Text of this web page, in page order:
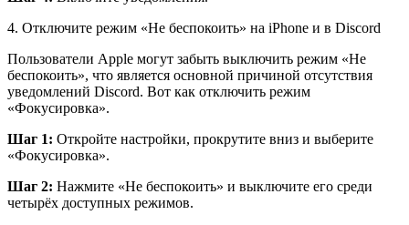
4. Отключите режим «Не беспокоить» на iPhone и в Discord
Пользователи Apple могут забыть выключить режим «Не
беспокоить», что является основной причиной отсутствия
уведомлений Discord. Вот как отключить режим
«Фокусировка».
Шаг 1: Откройте настройки, прокрутите вниз и выберите
«Фокусировка».
Шаг 2: Нажмите «Не беспокоить» и выключите его среди
четырёх доступных режимов.